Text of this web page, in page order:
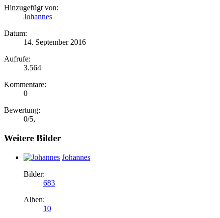
Hinzugefügt von:
Johannes
Datum:
14. September 2016
Aufrufe:
3.564
Kommentare:
0
Bewertung:
0/5,
Weitere Bilder
Johannes
Bilder:
683
Alben:
10